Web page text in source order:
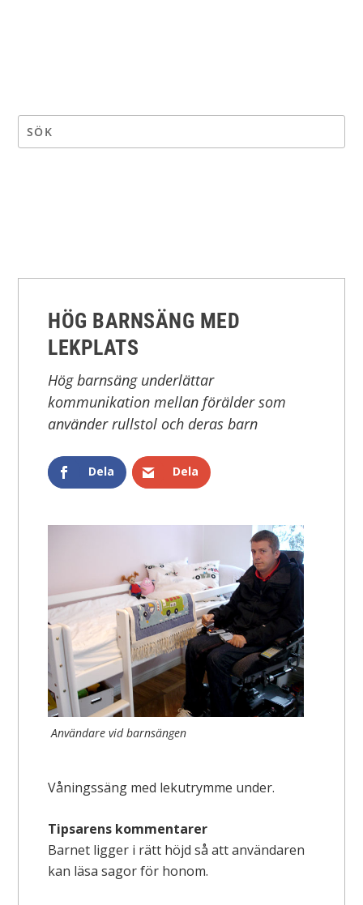
HÖG BARNSÄNG MED
LEKPLATS
Hög barnsäng underlättar
kommunikation mellan förälder som
använder rullstol och deras barn
Dela Dela
Användare vid barnsängen
Våningssäng med lekutrymme under.
Tipsarens kommentarer
Barnet ligger i rätt höjd så att användaren
kan läsa sagor för honom.